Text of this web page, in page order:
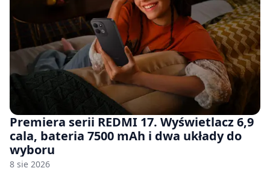
Premiera serii REDMI 17. Wyświetlacz 6,9
cala, bateria 7500 mAh i dwa układy do
wyboru
8 sie 2026